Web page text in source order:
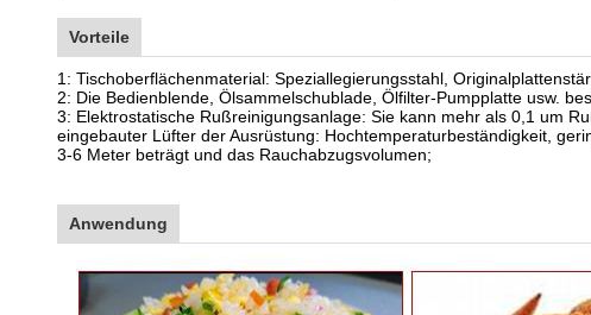
Vorteile
1: Tischoberflächenmaterial: Speziallegierungsstahl,
2: Die Bedienblende, Ölsammelschublade, Ölfilter-Pumpplatte usw.
3: Elektrostatische Rußreinigungsanlage: Sie kann mehr als 0,1 um
eingebauter Lüfter der Ausrüstung: Hochtemperaturbeständigkeit,
3-6 Meter beträgt und das Rauchabzugsvolumen;
Anwendung